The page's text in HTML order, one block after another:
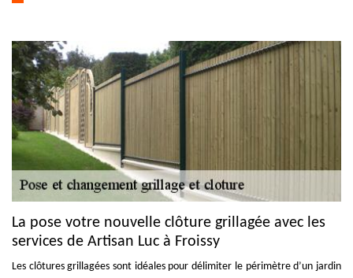
La pose votre nouvelle clôture grillagée avec les
services de Artisan Luc à Froissy
Les clôtures grillagées sont idéales pour délimiter le périmètre d’un jardin